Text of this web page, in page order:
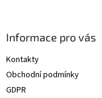
Informace pro vás
Kontakty
Obchodní podmínky
GDPR